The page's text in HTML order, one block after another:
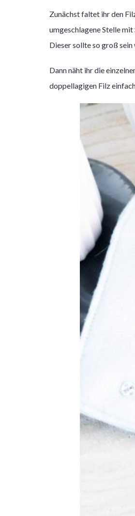
Zunächst faltet ihr den
umgeschlagene Stelle
Dieser sollte so groß
Dann näht ihr die
doppellagigen Filz